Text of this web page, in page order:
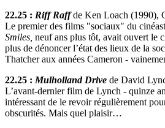
22.25 : Riff Raffde Ken Loach (1990),
Le premier des films "sociaux" du
Smiles, neuf ans plus tôt, avait ouvert le
plus de dénoncer l’état des lieux de la
Thatcher aux années Cameron -
22.25 : Mulholland Drive de David
L’avant-dernier film de Lynch - quinze
intéressant de le revoir régulièrement
obscurités. Mais quel plaisir…